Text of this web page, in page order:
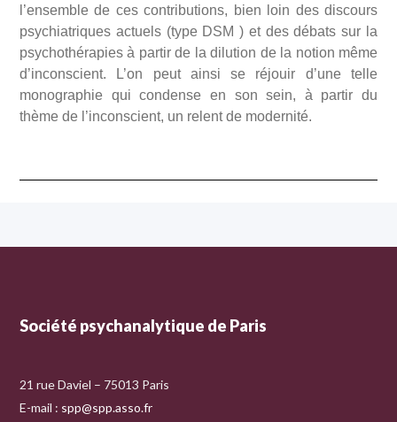
l’ensemble de ces contributions, bien loin des discours
psychiatriques actuels (type DSM ) et des débats sur la
psychothérapies à partir de la dilution de la notion même
d’inconscient. L’on peut ainsi se réjouir d’une telle
monographie qui condense en son sein, à partir du
thème de l’inconscient, un relent de modernité.
Société psychanalytique de Paris
21 rue Daviel – 75013 Paris
E-mail : spp@spp.asso.fr